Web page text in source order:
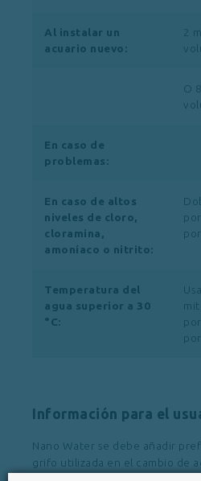
Al instalar un
acuario nuevo:
2
O
En caso de
problemas:
En caso de altos
niveles de cloro,
cloramina,
amoníaco o nitrito:
Temperatura del
agua superior a 30
°C:
Información para el
Nano Water se debe añadir
grifo utilizada en el cambio de